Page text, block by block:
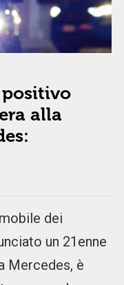
alla
dei
un 21enne
Mercedes, è